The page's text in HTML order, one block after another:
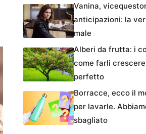
Vanina,
anticipazioni: la
male
Alberi da frutta: i
come farli
perfetto
Borracce, ecco il
per lavarle.
sbagliato